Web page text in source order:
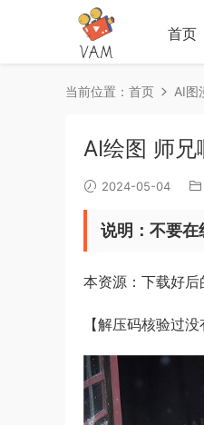
首页
当前位置： 首页 AI图
AI绘图 师
2024-05-04
说明：不要在
本资源：下载好后
【解压码核验过